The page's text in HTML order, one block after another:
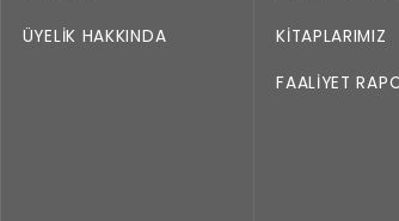
ÜYELIK HAKKINDA KITAPLARIMIZ
FAALIYET